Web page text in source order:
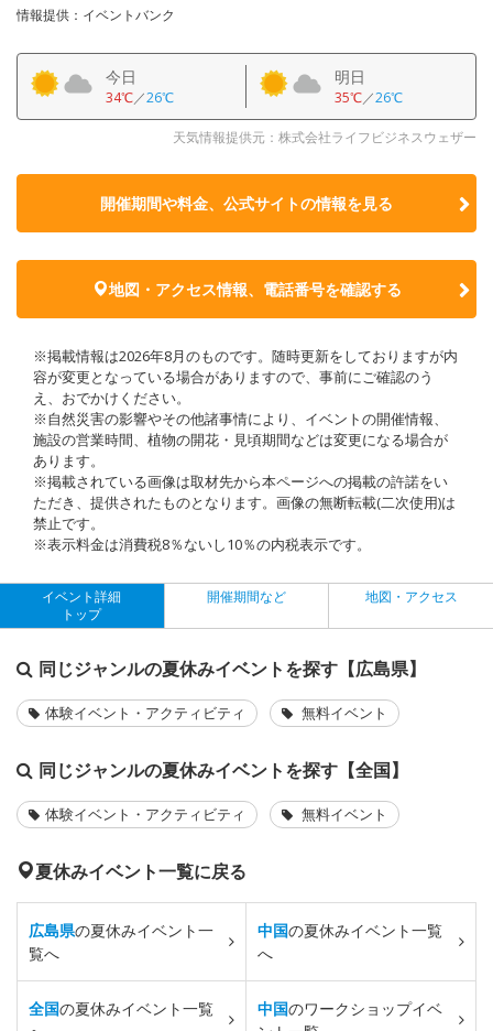
情報提供：イベントバンク
今日
34℃／26℃
明日
35℃／26℃
天気情報提供元：株式会社ライフビジネスウェザー
開催期間や料金、公式サイトの情報を見る
地図・アクセス情報、電話番号を確認する
※掲載情報は2026年8月のものです。随時更新をしておりますが内
容が変更となっている場合がありますので、事前にご確認のう
え、おでかけください。
※自然災害の影響やその他諸事情により、イベントの開催情報、
施設の営業時間、植物の開花・見頃期間などは変更になる場合が
あります。
※掲載されている画像は取材先から本ページへの掲載の許諾をい
ただき、提供されたものとなります。画像の無断転載(二次使用)は
禁止です。
※表示料金は消費税8％ないし10％の内税表示です。
イベント詳細
トップ
開催期間など 地図・アクセス
同じジャンルの夏休みイベントを探す【広島県】
体験イベント・アクティビティ 無料イベント
同じジャンルの夏休みイベントを探す【全国】
体験イベント・アクティビティ 無料イベント
夏休みイベント一覧に戻る
広島県の夏休みイベント一
覧へ
中国の夏休みイベント一覧
へ
全国の夏休みイベント一覧
中国のワークショップイベ